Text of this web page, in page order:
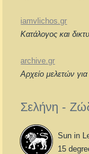
iamvlichos.gr
Κατάλογος και
archive.gr
Αρχείο μελετών
Σελήνη -
Sun in
15